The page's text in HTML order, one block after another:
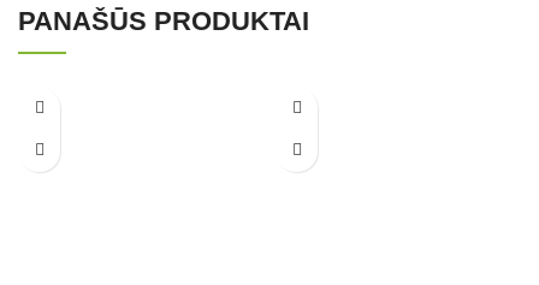
PANAŠŪS PRODUKTAI